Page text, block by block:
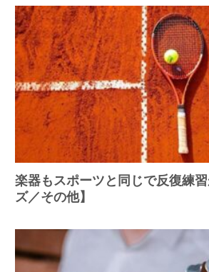
楽器もスポーツと同じで反復練
ズ／その他】